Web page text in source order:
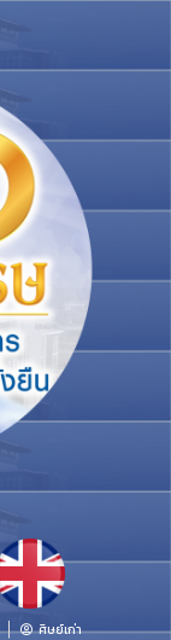
ศิษย์เก่า